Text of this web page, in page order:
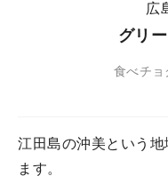
広
グリ
食べチョ
江田島の沖美という
ます。